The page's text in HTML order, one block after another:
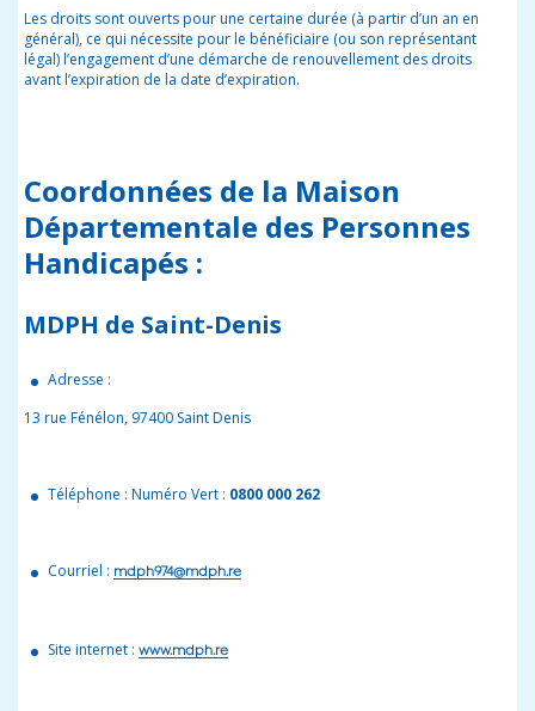
Les droits sont ouverts pour une certaine durée (à partir d’un an en
général), ce qui nécessite pour le bénéficiaire (ou son représentant
légal) l’engagement d’une démarche de renouvellement des droits
avant l’expiration de la date d’expiration.
Coordonnées de la Maison
Départementale des Personnes
Handicapés :
MDPH de Saint-Denis
Adresse :
13 rue Fénélon, 97400 Saint Denis
Téléphone : Numéro Vert : 0800 000 262
Courriel : mdph974@mdph.re
Site internet : www.mdph.re